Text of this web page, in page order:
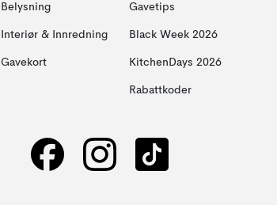
Belysning
Interiør & Innredning
Gavekort
Gavetips
Black Week 2026
KitchenDays 2026
Rabattkoder